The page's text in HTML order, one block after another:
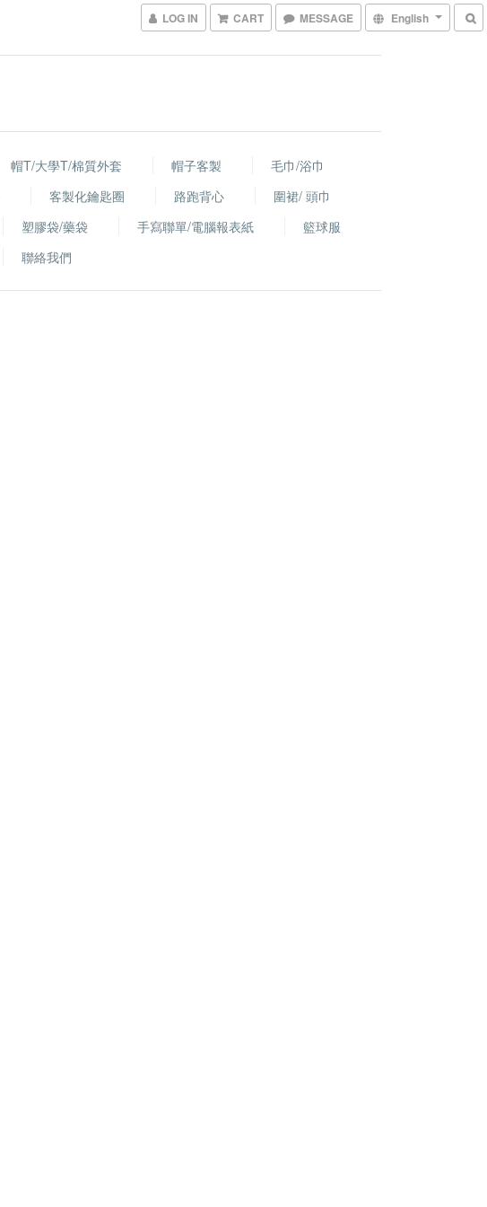
LOG IN CART MESSAGE English
帽T/大學T/棉質外套 帽子客製
毛巾/浴巾
客製化鑰匙圈 路跑背心
圍裙/ 頭巾
塑膠袋/藥袋 手寫聯單/電腦報表紙
籃球服
聯絡我們